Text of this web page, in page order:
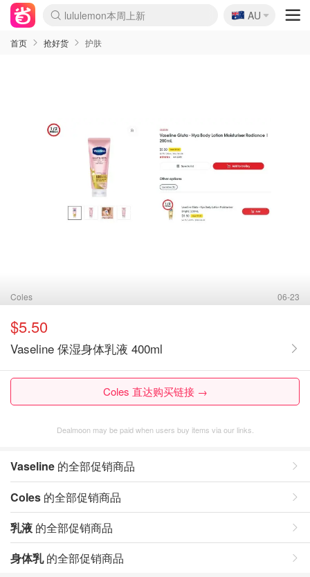
lululemon本周上新
Sasa美妆护肤3.5折
SSENSE年中3折
FreshBeauty好价汇总
Cettire降价+叠9折
Farfetch折上8折
WWS Coles超市实拍
viagogo二手票捡漏
Myer清仓1折起
The Outnet奢牌1折起
David Jones 3折起
Flannels大牌1折
Perfumes Club护肤1折
AMIRO返校季6.2折
Oweek抽奖送Airpods
Amazon折扣汇总
eToro入金$200送$50
Amazon数码好物
ICONIC本周7.5折
ThedoubleF高奢地板价
Moose Knuckles 6折
丝芙兰5折起
EUFY官网3.7折起
Selenichast首饰2折
Trip机票酒店促销
YSL送5件彩妆礼
Amazon家居好物
BIGBANG巡演开票
David Jones时尚3折
Amazon美妆护肤
雅漾大喷$8
过敏原检测盒$33
伊索独家赠50ml沐浴露
科颜氏送高保湿面霜
SEALIFE海洋馆门票6折
丝塔芙大白罐$16
订阅Newsletter送香薰
Cult Beauty 6.8折
Harrods圣诞日历2.3折
LN-CC奢牌私促3折
d'Alba空姐喷雾$16
EVE LOM套装逆天2折
Bernardelli独家4折
Adore Beauty 6折起
CT圣诞日历
Mytheresa奢品2.7折
🇦🇺
AU
首页 抢好货 护肤
Coles 06-23
$5.50
Vaseline 保湿身体乳液 400ml
Coles 直达购买链接 →
Dealmoon may be paid when users buy items via our links.
Vaseline 的全部促销商品
Coles 的全部促销商品
乳液 的全部促销商品
身体乳的全部促销商品